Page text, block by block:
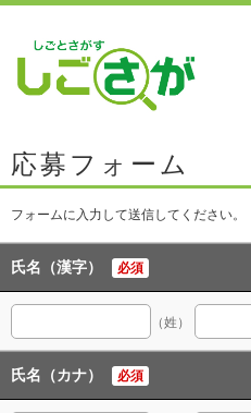
応募フォーム
フォームに入力して送信してください。
氏名（漢字） 必須
（姓）
氏名（カナ） 必須